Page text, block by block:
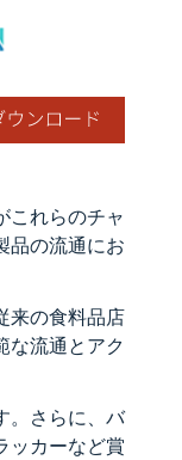
これらのチャ
品の流通にお
来の食料品店
な流通とアク
。さらに、バ
ッカーなど賞